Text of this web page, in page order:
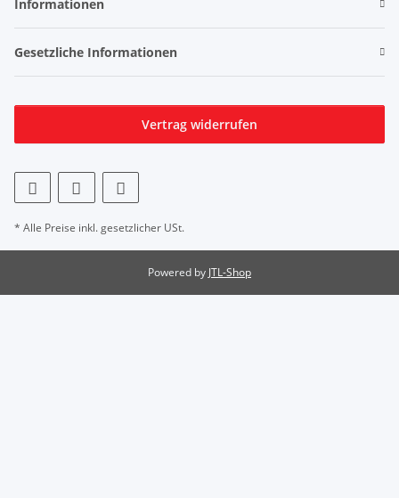
Informationen
Gesetzliche Informationen
Vertrag widerrufen
* Alle Preise inkl. gesetzlicher USt.
Powered by JTL-Shop